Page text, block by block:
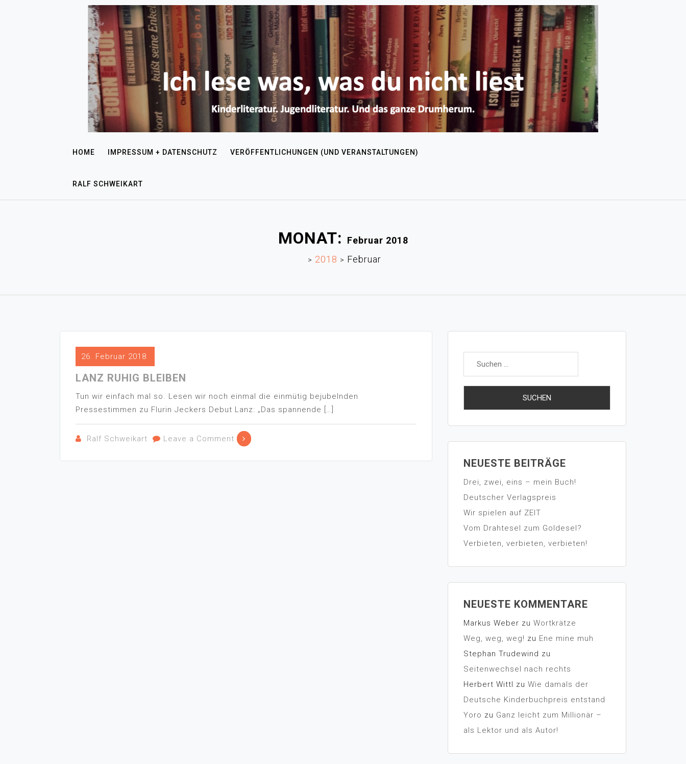
HOME IMPRESSUM + DATENSCHUTZ VERÖFFENTLICHUNGEN (UND VERANSTALTUNGEN)
RALF SCHWEIKART
MONAT: Februar 2018
> 2018 > Februar
26. Februar 2018
LANZ RUHIG BLEIBEN
Tun wir einfach mal so. Lesen wir noch einmal die einmütig bejubelnden
Pressestimmen zu Flurin Jeckers Debut Lanz: „Das spannende […]
Ralf Schweikart Leave a Comment
NEUESTE BEITRÄGE
Drei, zwei, eins – mein Buch!
Deutscher Verlagspreis
Wir spielen auf ZEIT
Vom Drahtesel zum Goldesel?
Verbieten, verbieten, verbieten!
NEUESTE KOMMENTARE
Markus Weber zu Wortkrätze
Weg, weg, weg! zu Ene mine muh
Stephan Trudewind zu
Seitenwechsel nach rechts
Herbert Wittl zu Wie damals der
Deutsche Kinderbuchpreis entstand
Yoro zu Ganz leicht zum Millionär –
als Lektor und als Autor!